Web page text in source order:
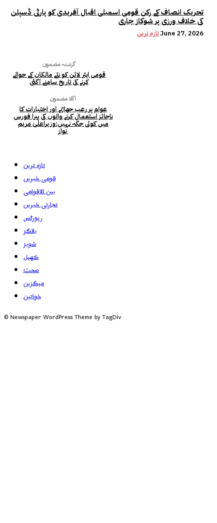
تحریک انصاف کے رکن قومی اسمبلی اقبال آفریدی کو پارٹی ڈسپلن
کی خلاف ورزی پر شوکاز جاری
تازہ ترینJune 27, 2026
گزشتہ مضمون
قومی ایئر لائن کو نئے مالکان کے حوالے
کرنے کی تاریخ سامنے آگئی
اگلا مضمون
عوام پر رعب جھاڑنے اور اختیارات کا
ناجائز استعمال کرنے والوں کی پیرا فورس
میں کوئی جگہ نہیں:وزیراعلیٰ مریم
نواز
تازہ ترین
قومی خبریں
بین الاقوامی
تجارتی خبریں
رپورٹس
بلاگز
شوبز
کھیل
صحت
میگزین
خواتین
© Newspaper WordPress Theme by TagDiv